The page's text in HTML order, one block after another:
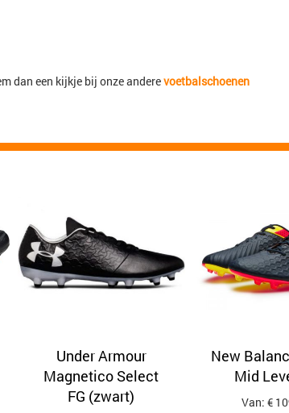
dan een kijkje bij onze anderevoetbalschoenen
Under Armour
Magnetico Select
FG (zwart)
New
Mid
Van: €